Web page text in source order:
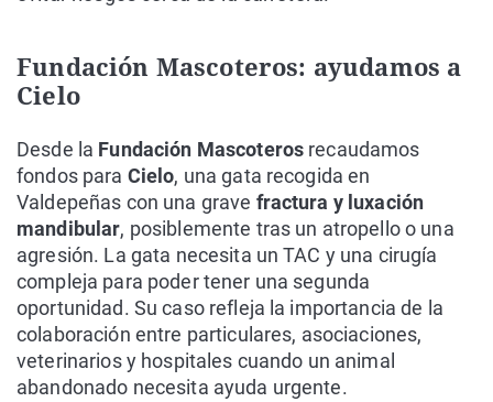
Fundación Mascoteros: ayudamos a
Cielo
Desde la Fundación Mascoteros recaudamos
fondos para Cielo, una gata recogida en
Valdepeñas con una grave fractura y luxación
mandibular, posiblemente tras un atropello o una
agresión. La gata necesita un TAC y una cirugía
compleja para poder tener una segunda
oportunidad. Su caso refleja la importancia de la
colaboración entre particulares, asociaciones,
veterinarios y hospitales cuando un animal
abandonado necesita ayuda urgente.